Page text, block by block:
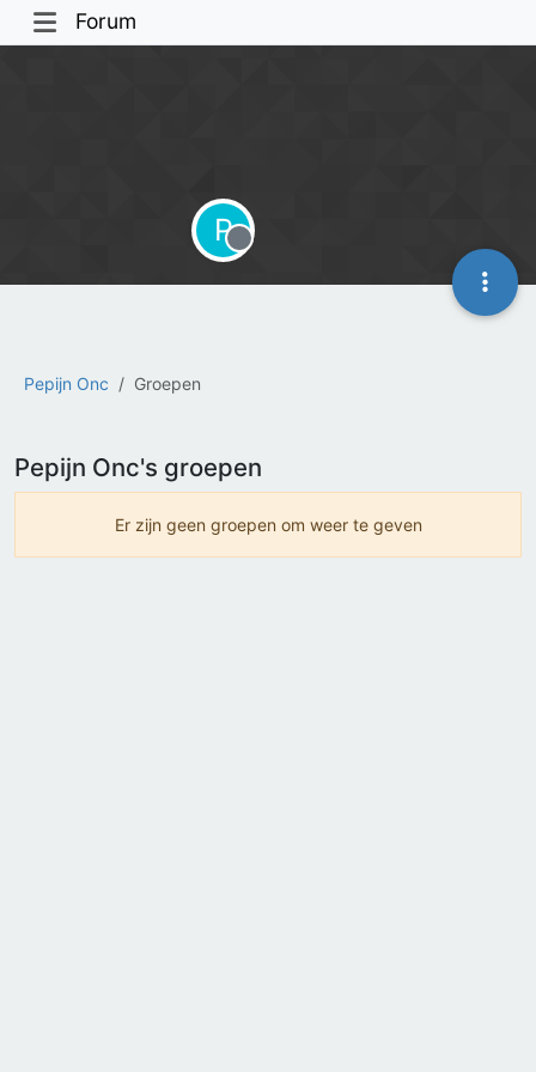
Forum
Pepijn Onc Groepen
P
Offline
Pepijn Onc's groepen
Er zijn geen groepen om weer te geven